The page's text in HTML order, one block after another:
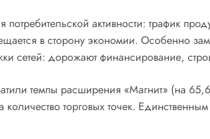
активности: трафик
в сторону экономии. Особенно
сетей: дорожают финансирование,
темпы расширения «Магнит» (на
торговых точек.